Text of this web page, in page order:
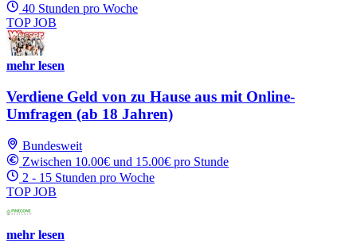
40 Stunden pro Woche
TOP JOB
mehr lesen
Verdiene Geld von zu Hause aus mit Online-
Umfragen (ab 18 Jahren)
Bundesweit
Zwischen 10.00€ und 15.00€ pro Stunde
2 - 15 Stunden pro Woche
TOP JOB
mehr lesen